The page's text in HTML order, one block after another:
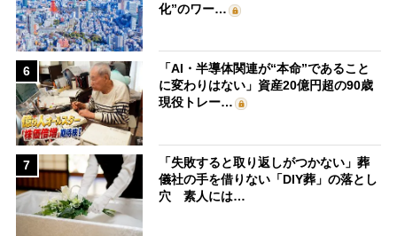
化”のワー…
6
「AI・半導体関連が“本命”であること
に変わりはない」資産20億円超の90歳
現役トレー…
7
「失敗すると取り返しがつかない」葬
儀社の手を借りない「DIY葬」の落とし
穴 素人には…